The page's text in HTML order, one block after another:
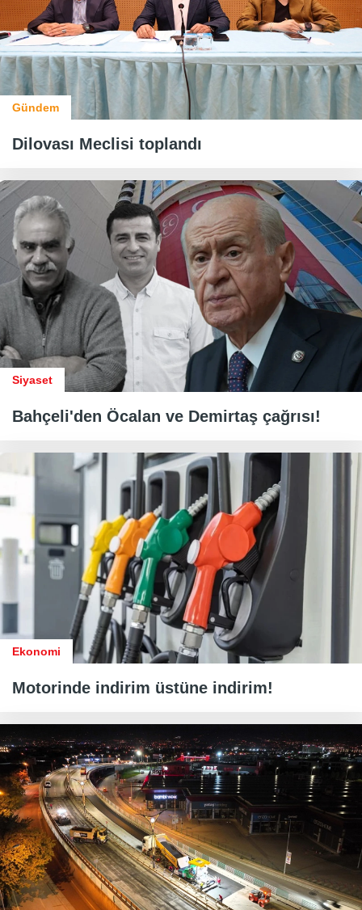
Gündem
Dilovası Meclisi toplandı
Siyaset
Bahçeli'den Öcalan ve Demirtaş çağrısı!
Ekonomi
Motorinde indirim üstüne indirim!